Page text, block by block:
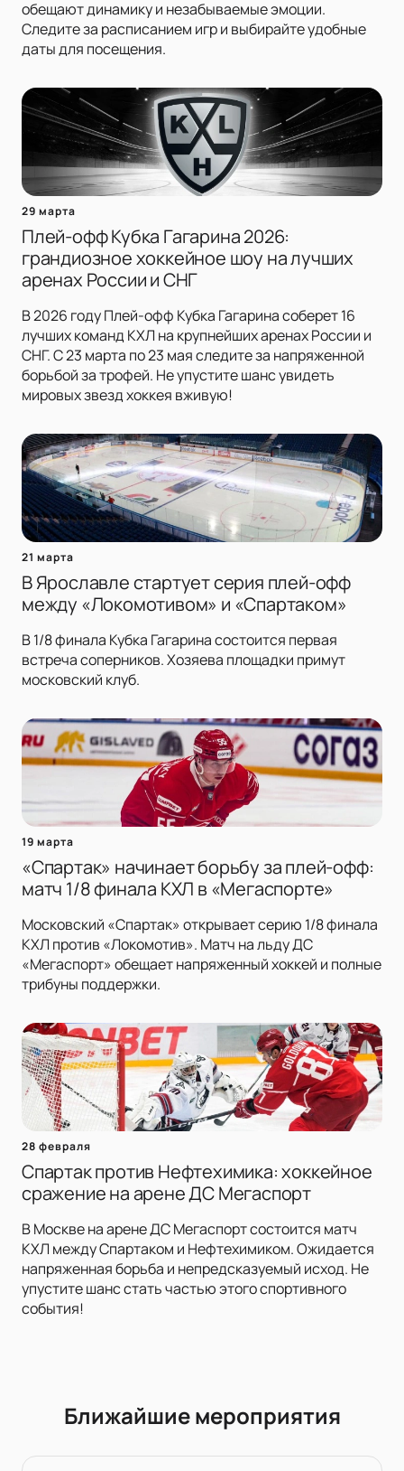
обещают динамику и незабываемые эмоции.
Следите за расписанием игр и выбирайте удобные
даты для посещения.
29 марта
Плей-офф Кубка Гагарина 2026:
грандиозное хоккейное шоу на лучших
аренах России и СНГ
В 2026 году Плей-офф Кубка Гагарина соберет 16
лучших команд КХЛ на крупнейших аренах России и
СНГ. С 23 марта по 23 мая следите за напряженной
борьбой за трофей. Не упустите шанс увидеть
мировых звезд хоккея вживую!
21 марта
В Ярославле стартует серия плей-офф
между «Локомотивом» и «Спартаком»
В 1/8 финала Кубка Гагарина состоится первая
встреча соперников. Хозяева площадки примут
московский клуб.
19 марта
«Спартак» начинает борьбу за плей-офф:
матч 1/8 финала КХЛ в «Мегаспорте»
Московский «Спартак» открывает серию 1/8 финала
КХЛ против «Локомотив». Матч на льду ДС
«Мегаспорт» обещает напряженный хоккей и полные
трибуны поддержки.
28 февраля
Спартак против Нефтехимика: хоккейное
сражение на арене ДС Мегаспорт
В Москве на арене ДС Мегаспорт состоится матч
КХЛ между Спартаком и Нефтехимиком. Ожидается
напряженная борьба и непредсказуемый исход. Не
упустите шанс стать частью этого спортивного
события!
Ближайшие мероприятия